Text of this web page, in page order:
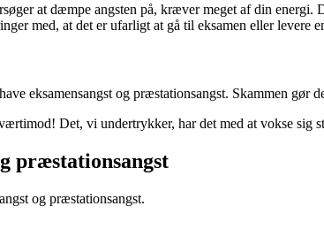
at dæmpe angsten på, kræver meget af din
med, at det er ufarligt at gå til eksamen eller levere
eksamensangst og præstationsangst. Skammen
Det, vi undertrykker, har det med at vokse
præstationsangst
og præstationsangst.